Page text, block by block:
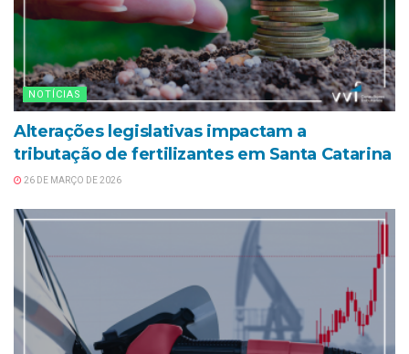
NOTÍCIAS
Alterações legislativas impactam a
tributação de fertilizantes em Santa Catarina
26 DE MARÇO DE 2026